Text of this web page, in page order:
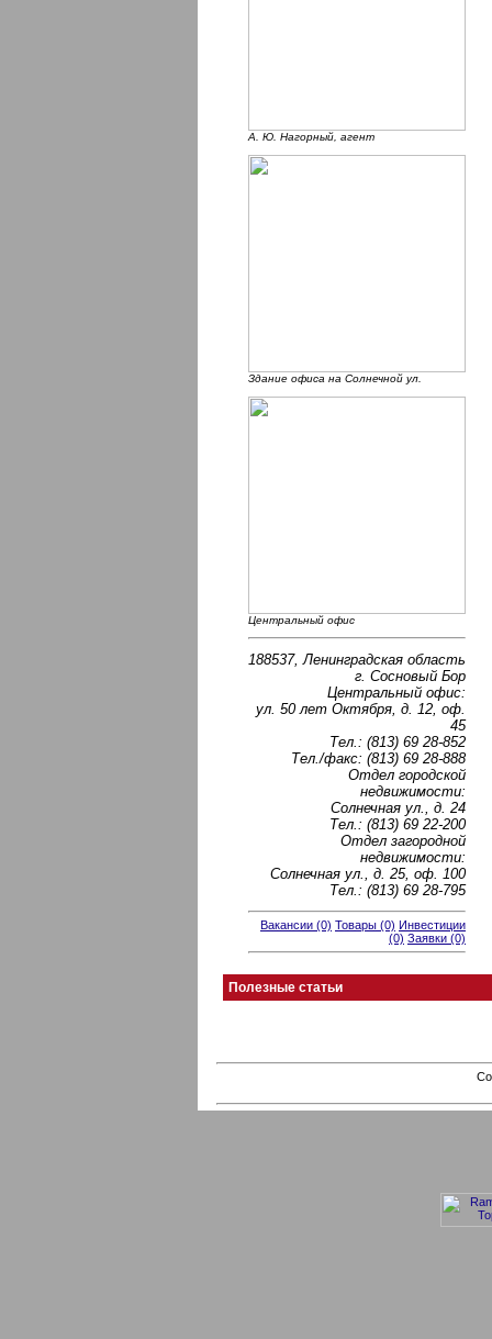
А. Ю. Нагорный, агент
Здание офиса на Солнечной ул.
Центральный офис
188537, Ленинградская область
г. Сосновый Бор
Центральный офис:
ул. 50 лет Октября, д. 12, оф.
45
Тел.: (813) 69 28-852
Тел./факс: (813) 69 28-888
Отдел городской
недвижимости:
Солнечная ул., д. 24
Тел.: (813) 69 22-200
Отдел загородной
недвижимости:
Солнечная ул., д. 25, оф. 100
Тел.: (813) 69 28-795
Вакансии (0) Товары (0) Инвестиции
(0) Заявки (0)
Полезные статьи